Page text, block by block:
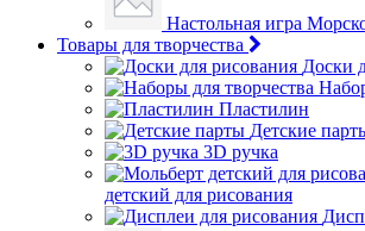
Настольная игра
Товары для творчества
Доски
Пластилин
Детские
3D ручка
детский для рисования